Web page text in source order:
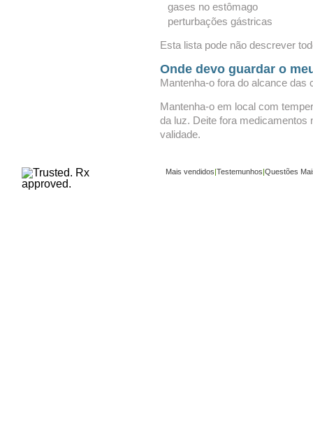
gases no estômago
perturbações gástricas
Esta lista pode não descrever
Onde devo guardar o
Mantenha-o fora do alcance das
Mantenha-o em local com
da luz. Deite fora medicamentos
validade.
Mais vendidos|Testemunhos|Questões